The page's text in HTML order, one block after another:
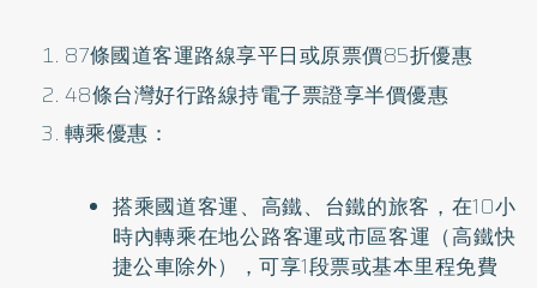
87條國道客運路線享平日或原票價85折優惠
48條台灣好行路線持電子票證享半價優惠
轉乘優惠：
搭乘國道客運、高鐵、台鐵的旅客，在10小
時內轉乘在地公路客運或市區客運（高鐵快
捷公車除外），可享1段票或基本里程免費